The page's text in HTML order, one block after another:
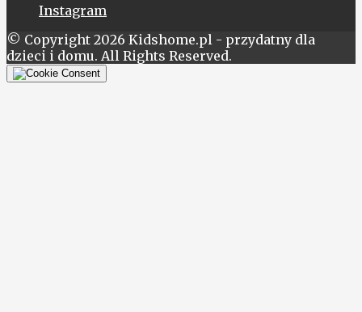
Instagram
© Copyright 2026 Kidshome.pl - przydatny dla
dzieci i domu. All Rights Reserved.